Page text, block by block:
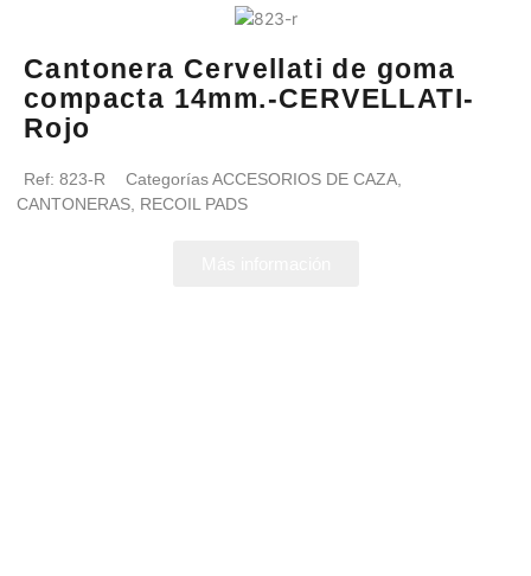
Cantonera Cervellati de goma
compacta 14mm.-CERVELLATI-
Rojo
Ref: 823-R CategoríasACCESORIOS DE CAZA
CANTONERAS, RECOIL PADS